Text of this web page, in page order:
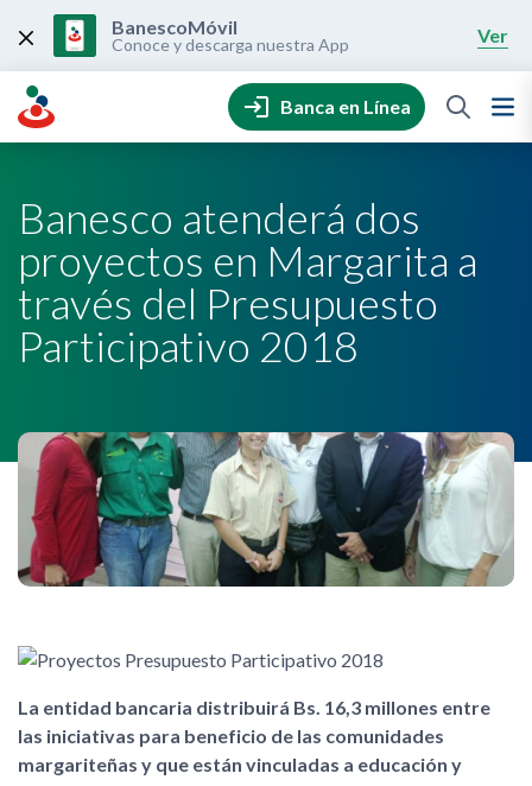
content
BanescoMóvil
Conoce y descarga nuestra App Ver
Banca en Línea
Banesco atenderá dos
proyectos en Margarita a
través del Presupuesto
Participativo 2018
La entidad bancaria distribuirá Bs. 16,3 millones entre
las iniciativas para beneficio de las comunidades
margariteñas y que están vinculadas a educación y